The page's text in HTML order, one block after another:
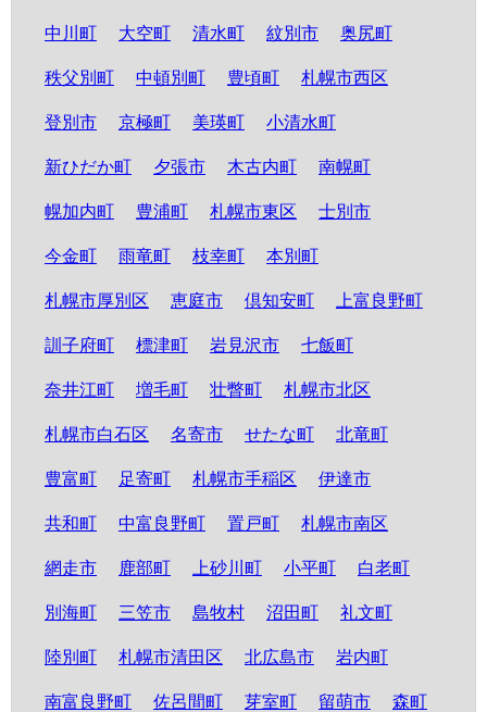
中川町 大空町 清水町 紋別市 奥尻町
秩父別町 中頓別町 豊頃町 札幌市西区
登別市 京極町 美瑛町 小清水町
新ひだか町 夕張市 木古内町 南幌町
幌加内町 豊浦町 札幌市東区 士別市
今金町 雨竜町 枝幸町 本別町
札幌市厚別区 恵庭市 倶知安町 上富良野町
訓子府町 標津町 岩見沢市 七飯町
奈井江町 増毛町 壮瞥町 札幌市北区
札幌市白石区 名寄市 せたな町 北竜町
豊富町 足寄町 札幌市手稲区 伊達市
共和町 中富良野町 置戸町 札幌市南区
網走市 鹿部町 上砂川町 小平町 白老町
別海町 三笠市 島牧村 沼田町 礼文町
陸別町 札幌市清田区 北広島市 岩内町
南富良野町 佐呂間町 芽室町 留萌市 森町